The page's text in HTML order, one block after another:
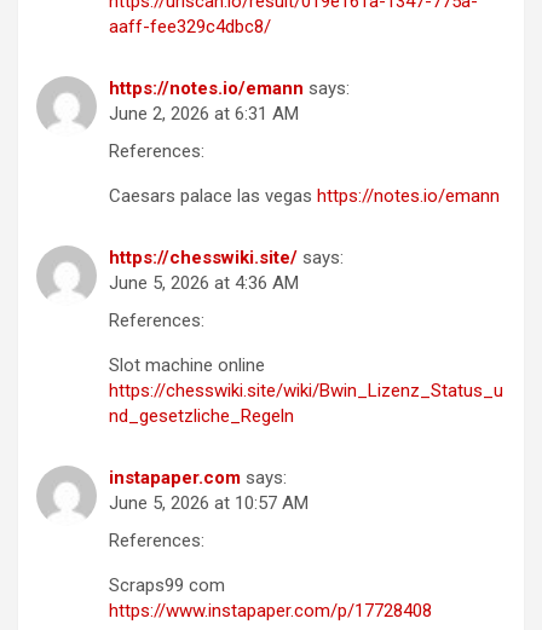
aaff-fee329c4dbc8/
https://notes.io/emann says:
June 2, 2026 at 6:31 AM
References:
Caesars palace las vegas https://notes.io/emann
https://chesswiki.site/ says:
June 5, 2026 at 4:36 AM
References:
Slot machine online
https://chesswiki.site/wiki/Bwin_Lizenz_Status_u
nd_gesetzliche_Regeln
instapaper.com says:
June 5, 2026 at 10:57 AM
References:
Scraps99 com
https://www.instapaper.com/p/17728408